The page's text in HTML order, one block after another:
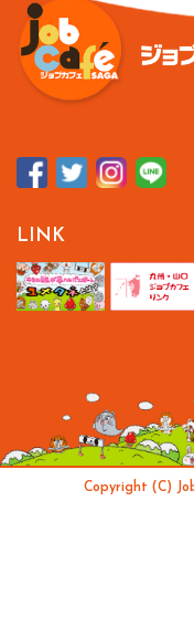
LINK
Copyright (C)